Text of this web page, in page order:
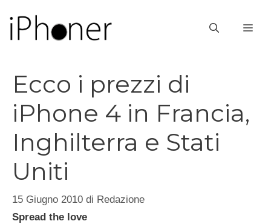
contenuto
Ecco i prezzi di
iPhone 4 in Francia,
Inghilterra e Stati
Uniti
15 Giugno 2010 di Redazione
Spread the love